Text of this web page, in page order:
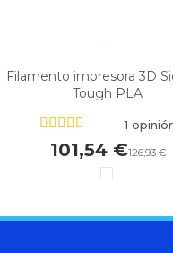
Filamento impresora 3D
Tough PLA
1
101,54 €126,93 €